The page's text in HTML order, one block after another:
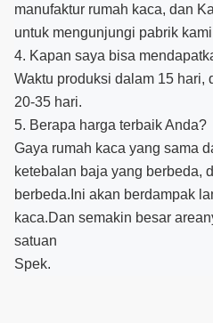
manufaktur rumah kaca, dan
untuk mengunjungi pabrik
4. Kapan saya bisa
Waktu produksi dalam 15 hari,
20-35 hari.
5. Berapa harga terbaik Anda?
Gaya rumah kaca yang sama
ketebalan baja yang berbeda,
berbeda.Ini akan berdampak
kaca.Dan semakin besar
satuan
Spek.